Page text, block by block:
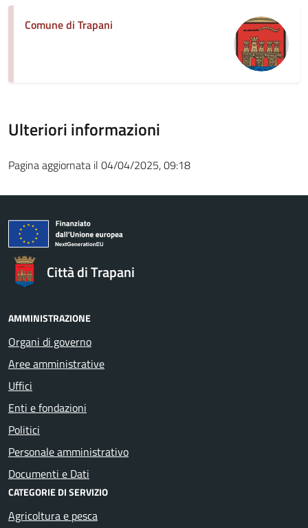
Comune di Trapani
Ulteriori informazioni
Pagina aggiornata il 04/04/2025, 09:18
Città di Trapani
AMMINISTRAZIONE
Organi di governo
Aree amministrative
Uffici
Enti e fondazioni
Politici
Personale amministrativo
Documenti e Dati
CATEGORIE DI SERVIZIO
Agricoltura e pesca